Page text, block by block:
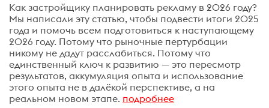
Как застройщику планировать рекламу в 2026 году?
Мы написали эту статью, чтобы подвести итоги 2025
года и помочь всем подготовиться к наступающему
2026 году. Потому что рыночные пертурбации
никому не дадут расслабиться. Потому что
единственный ключ к развитию — это пересмотр
результатов, аккумуляция опыта и использование
этого опыта не в далёкой перспективе, а на
реальном новом этапе. подробнее